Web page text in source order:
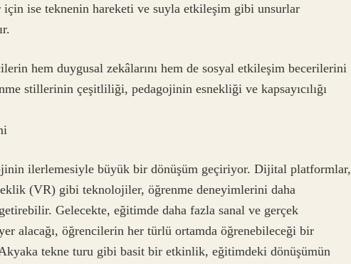
ise teknenin hareketi ve suyla etkileşim gibi unsurlar
hem duygusal zekâlarını hem de sosyal etkileşim becerilerini
stillerinin çeşitliliği, pedagojinin esnekliği ve kapsayıcılığı
ilerlemesiyle büyük bir dönüşüm geçiriyor. Dijital platformlar,
(VR) gibi teknolojiler, öğrenme deneyimlerini daha
Gelecekte, eğitimde daha fazla sanal ve gerçek
alacağı, öğrencilerin her türlü ortamda öğrenebileceği bir
tekne turu gibi basit bir etkinlik, eğitimdeki dönüşümün